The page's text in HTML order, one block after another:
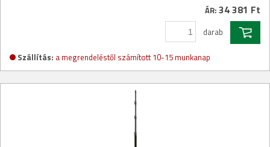
ÁR: 34 381 Ft
darab
Szállítás: a megrendeléstől számított 10-15 munkanap